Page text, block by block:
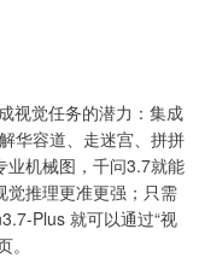
视觉任务的潜力：集成
华容道、走迷宫、拼拼
业机械图，千问3.7就能
觉推理更准更强；只需
Plus 就可以通过“视